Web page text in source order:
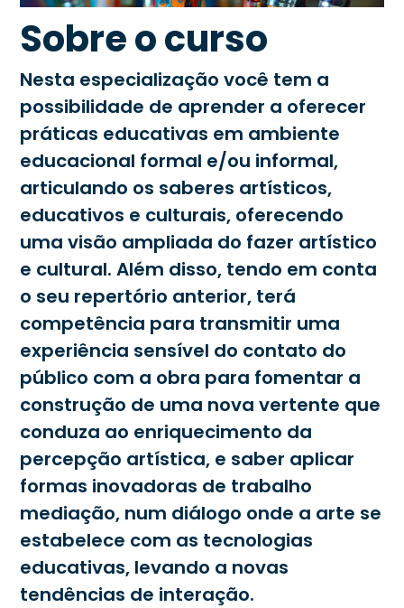
Sobre o curso
Nesta especialização você tem a
possibilidade de aprender a oferecer
práticas educativas em ambiente
educacional formal e/ou informal,
articulando os saberes artísticos,
educativos e culturais, oferecendo
uma visão ampliada do fazer artístico
e cultural. Além disso, tendo em conta
o seu repertório anterior, terá
competência para transmitir uma
experiência sensível do contato do
público com a obra para fomentar a
construção de uma nova vertente que
conduza ao enriquecimento da
percepção artística, e saber aplicar
formas inovadoras de trabalho
mediação, num diálogo onde a arte se
estabelece com as tecnologias
educativas, levando a novas
tendências de interação.